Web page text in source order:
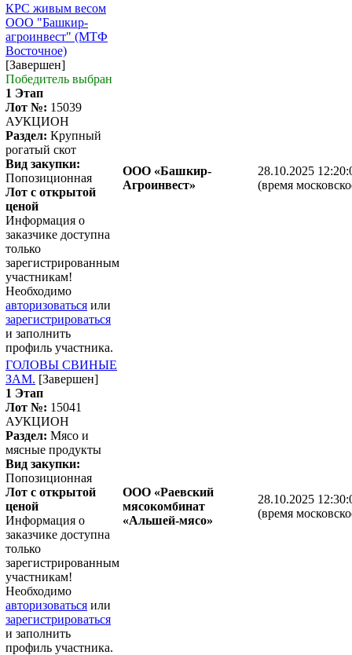
КРС живым весом
ООО "Башкир-
агроинвест" (МТФ
Восточное)
[Завершен]
Победитель выбран
1 Этап
Лот №: 15039
АУКЦИОН
Раздел: Крупный
рогатый скот
Вид закупки:
Попозиционная
Лот с открытой
ценой
Информация о
заказчике доступна
только
зарегистрированным
участникам!
Необходимо
авторизоваться или
зарегистрироваться
и заполнить
профиль участника.
ООО «Башкир-
Агроинвест»
28.10.2025
(время
ГОЛОВЫ СВИНЫЕ
ЗАМ. [Завершен]
1 Этап
Лот №: 15041
АУКЦИОН
Раздел: Мясо и
мясные продукты
Вид закупки:
Попозиционная
Лот с открытой
ценой
Информация о
заказчике доступна
только
зарегистрированным
участникам!
Необходимо
авторизоваться или
зарегистрироваться
и заполнить
профиль участника.
ООО «Раевский
мясокомбинат
«Альшей-мясо»
28.10.2025
(время